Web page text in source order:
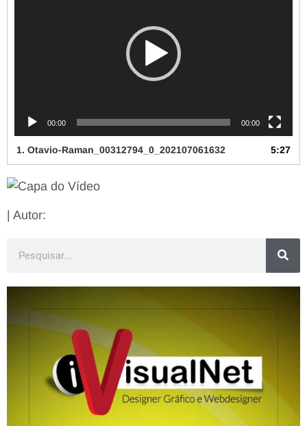
00:00 00:00
1. Otavio-Raman_00312794_0_202107061632 5:27
| Autor: